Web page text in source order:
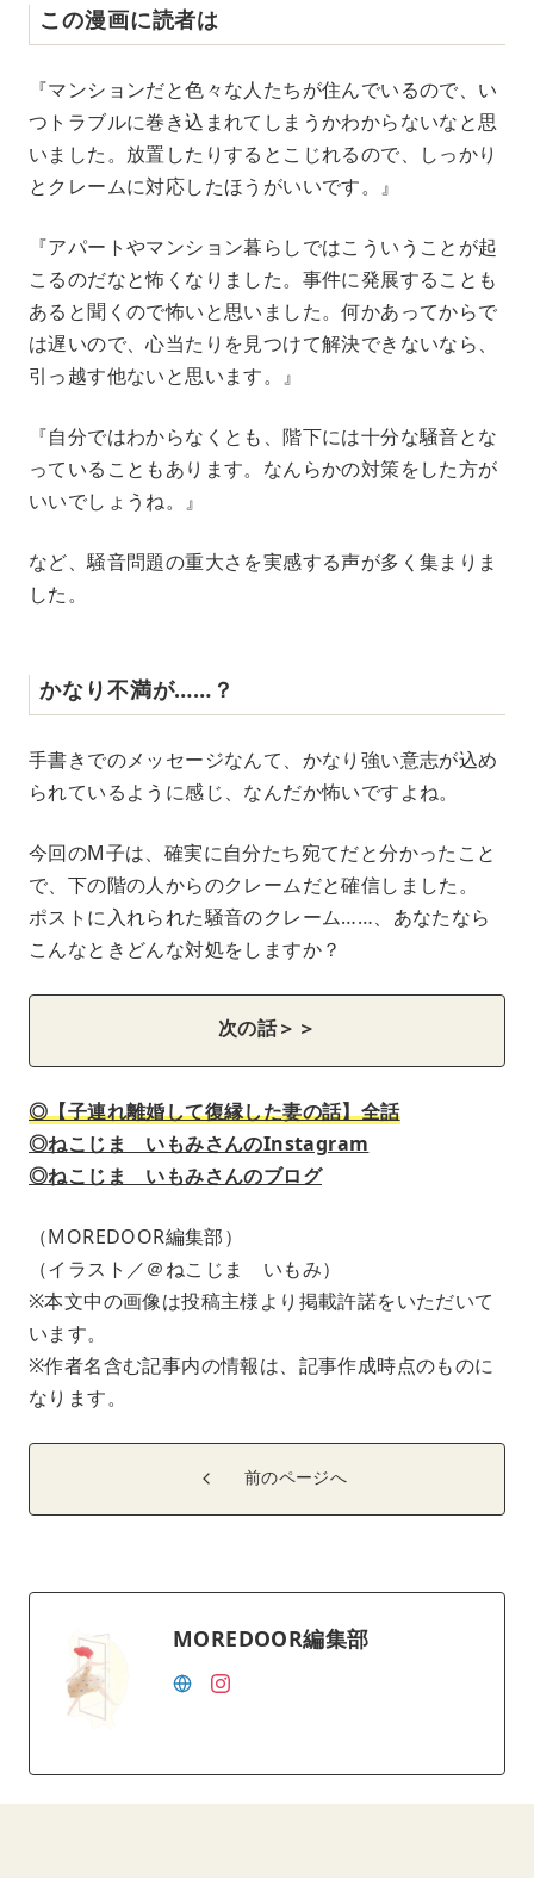
この漫画に読者は
『マンションだと色々な人たちが住んでいるので、い
つトラブルに巻き込まれてしまうかわからないなと思
いました。放置したりするとこじれるので、しっかり
とクレームに対応したほうがいいです。』
『アパートやマンション暮らしではこういうことが起
こるのだなと怖くなりました。事件に発展することも
あると聞くので怖いと思いました。何かあってからで
は遅いので、心当たりを見つけて解決できないなら、
引っ越す他ないと思います。』
『自分ではわからなくとも、階下には十分な騒音とな
っていることもあります。なんらかの対策をした方が
いいでしょうね。』
など、騒音問題の重大さを実感する声が多く集まりま
した。
かなり不満が……？
手書きでのメッセージなんて、かなり強い意志が込め
られているように感じ、なんだか怖いですよね。
今回のM子は、確実に自分たち宛てだと分かったこと
で、下の階の人からのクレームだと確信しました。
ポストに入れられた騒音のクレーム……、あなたなら
こんなときどんな対処をしますか？
次の話＞＞
◎【子連れ離婚して復縁した妻の話】全話
◎ねこじま いもみさんのInstagram
◎ねこじま いもみさんのブログ
（MOREDOOR編集部）
（イラスト／＠ねこじま いもみ）
※本文中の画像は投稿主様より掲載許諾をいただいて
います。
※作者名含む記事内の情報は、記事作成時点のものに
なります。
前のページへ
MOREDOOR編集部